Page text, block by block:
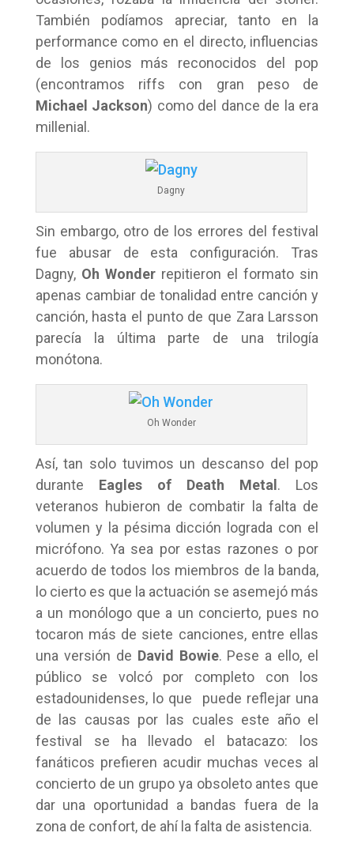
También podíamos apreciar, tanto en la
performance como en el directo, influencias
de los genios más reconocidos del pop
(encontramos riffs con gran peso de
Michael Jackson) como del dance de la era
millenial.
Dagny
Sin embargo, otro de los errores del festival
fue abusar de esta configuración. Tras
Dagny, Oh Wonderrepitieron el formato sin
apenas cambiar de tonalidad entre canción y
canción, hasta el punto de que Zara Larsson
parecía la última parte de una trilogía
monótona.
Oh Wonder
Así, tan solo tuvimos un descanso del pop
durante Eagles of Death Metal . Los
veteranos hubieron de combatir la falta de
volumen y la pésima dicción lograda con el
micrófono. Ya sea por estas razones o por
acuerdo de todos los miembros de la banda,
lo cierto es que la actuación se asemejó más
a un monólogo que a un concierto, pues no
tocaron más de siete canciones, entre ellas
una versión de David Bowie. Pese a ello, el
público se volcó por completo con los
estadounidenses, lo que puede reflejar una
de las causas por las cuales este año el
festival se ha llevado el batacazo: los
fanáticos prefieren acudir muchas veces al
concierto de un grupo ya obsoleto antes que
dar una oportunidad a bandas fuera de la
zona de confort, de ahí la falta de asistencia.